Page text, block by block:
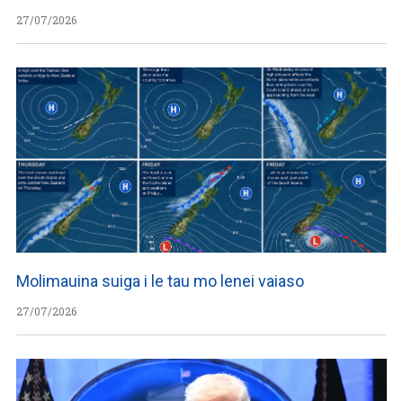
27/07/2026
Molimauina suiga i le tau mo lenei vaiaso
27/07/2026